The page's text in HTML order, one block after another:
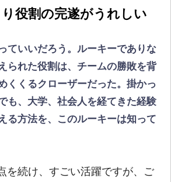
役割の完遂がうれしい
ていいだろう。ルーキーでありな
られた役割は、チームの勝敗を背
くくるクローザーだった。掛かっ
も、大学、社会人を経てきた経験
る方法を、このルーキーは知って
を続け、すごい活躍ですが、ご